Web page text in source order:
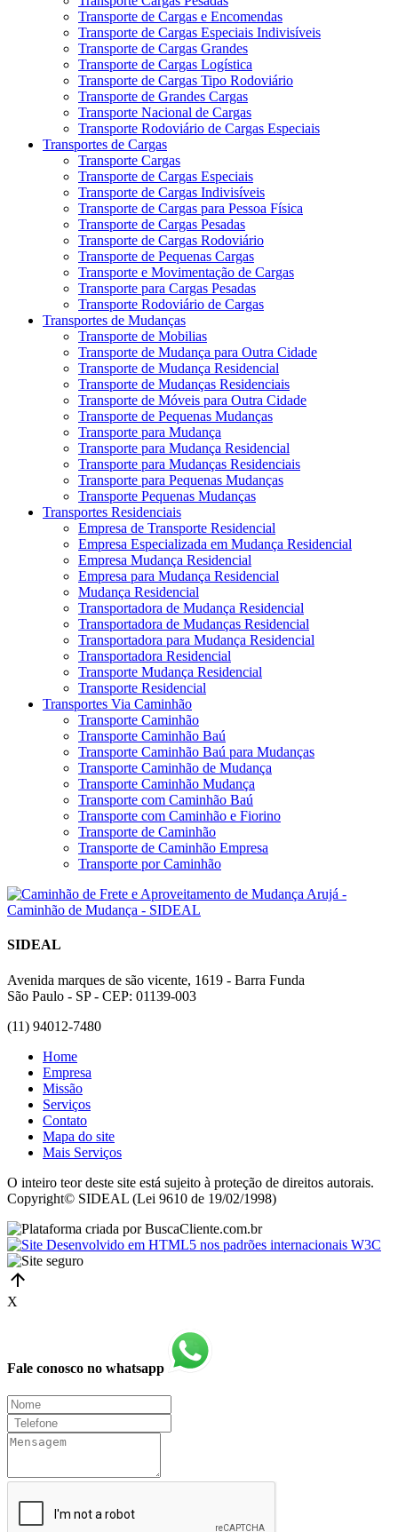
Transporte de Cargas e Encomendas
Transporte de Cargas Especiais Indivisíveis
Transporte de Cargas Grandes
Transporte de Cargas Logística
Transporte de Cargas Tipo Rodoviário
Transporte de Grandes Cargas
Transporte Nacional de Cargas
Transporte Rodoviário de Cargas Especiais
Transportes de Cargas
Transporte Cargas
Transporte de Cargas Especiais
Transporte de Cargas Indivisíveis
Transporte de Cargas para Pessoa Física
Transporte de Cargas Pesadas
Transporte de Cargas Rodoviário
Transporte de Pequenas Cargas
Transporte e Movimentação de Cargas
Transporte para Cargas Pesadas
Transporte Rodoviário de Cargas
Transportes de Mudanças
Transporte de Mobilias
Transporte de Mudança para Outra Cidade
Transporte de Mudança Residencial
Transporte de Mudanças Residenciais
Transporte de Móveis para Outra Cidade
Transporte de Pequenas Mudanças
Transporte para Mudança
Transporte para Mudança Residencial
Transporte para Mudanças Residenciais
Transporte para Pequenas Mudanças
Transporte Pequenas Mudanças
Transportes Residenciais
Empresa de Transporte Residencial
Empresa Especializada em Mudança Residencial
Empresa Mudança Residencial
Empresa para Mudança Residencial
Mudança Residencial
Transportadora de Mudança Residencial
Transportadora de Mudanças Residencial
Transportadora para Mudança Residencial
Transportadora Residencial
Transporte Mudança Residencial
Transporte Residencial
Transportes Via Caminhão
Transporte Caminhão
Transporte Caminhão Baú
Transporte Caminhão Baú para Mudanças
Transporte Caminhão de Mudança
Transporte Caminhão Mudança
Transporte com Caminhão Baú
Transporte com Caminhão e Fiorino
Transporte de Caminhão
Transporte de Caminhão Empresa
Transporte por Caminhão
SIDEAL
Avenida marques de são vicente, 1619 - Barra Funda
São Paulo - SP - CEP: 01139-003
(11) 94012-7480
Home
Empresa
Missão
Serviços
Contato
Mapa do site
Mais Serviços
O inteiro teor deste site está sujeito à proteção de direitos autorais.
Copyright© SIDEAL (Lei 9610 de 19/02/1998)
X
Fale conosco no whatsapp